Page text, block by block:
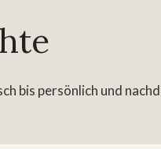
bis persönlich und